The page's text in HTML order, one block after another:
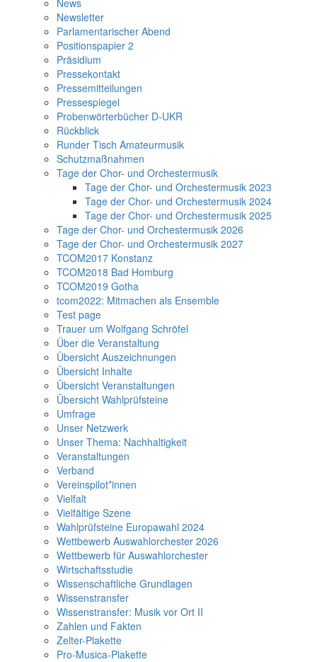
News
Newsletter
Parlamentarischer Abend
Positionspapier 2
Präsidium
Pressekontakt
Pressemitteilungen
Pressespiegel
Probenwörterbücher D-UKR
Rückblick
Runder Tisch Amateurmusik
Schutzmaßnahmen
Tage der Chor- und Orchestermusik
Tage der Chor- und Orchestermusik 2023
Tage der Chor- und Orchestermusik 2024
Tage der Chor- und Orchestermusik 2025
Tage der Chor- und Orchestermusik 2026
Tage der Chor- und Orchestermusik 2027
TCOM2017 Konstanz
TCOM2018 Bad Homburg
TCOM2019 Gotha
tcom2022: Mitmachen als Ensemble
Test page
Trauer um Wolfgang Schröfel
Über die Veranstaltung
Übersicht Auszeichnungen
Übersicht Inhalte
Übersicht Veranstaltungen
Übersicht Wahlprüfsteine
Umfrage
Unser Netzwerk
Unser Thema: Nachhaltigkeit
Veranstaltungen
Verband
Vereinspilot*innen
Vielfalt
Vielfältige Szene
Wahlprüfsteine Europawahl 2024
Wettbewerb Auswahlorchester 2026
Wettbewerb für Auswahlorchester
Wirtschaftsstudie
Wissenschaftliche Grundlagen
Wissenstransfer
Wissenstransfer: Musik vor Ort II
Zahlen und Fakten
Zelter-Plakette
Pro-Musica-Plakette